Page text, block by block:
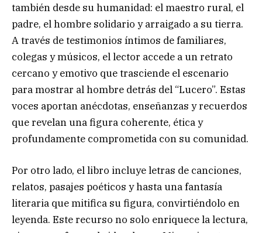
también desde su humanidad: el maestro rural, el
padre, el hombre solidario y arraigado a su tierra.
A través de testimonios íntimos de familiares,
colegas y músicos, el lector accede a un retrato
cercano y emotivo que trasciende el escenario
para mostrar al hombre detrás del “Lucero”. Estas
voces aportan anécdotas, enseñanzas y recuerdos
que revelan una figura coherente, ética y
profundamente comprometida con su comunidad.
Por otro lado, el libro incluye letras de canciones,
relatos, pasajes poéticos y hasta una fantasía
literaria que mitifica su figura, convirtiéndolo en
leyenda. Este recurso no solo enriquece la lectura,